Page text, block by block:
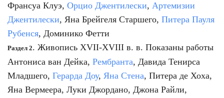
Франсуа Клуэ, Орцио Джентилески, Артемизии
Джентилески, Яна Брейгеля Старшего, Питера Пауля
Рубенся, Доминико Фетти
Раздел 2. Живопись XVII-XVIII в. в. Показаны работы
Антониса ван Дейка, Рембранта, Давида Тенирса
Младшего, Герарда Доу, Яна Стена, Питера де Хоха,
Яна Вермеера, Луки Джордано, Джона Райли,